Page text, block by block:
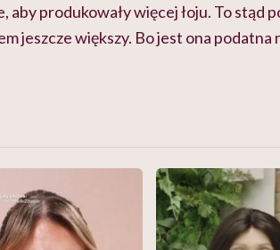
aby produkowały więcej łoju. To stąd
jeszcze większy. Bo jest ona podatna